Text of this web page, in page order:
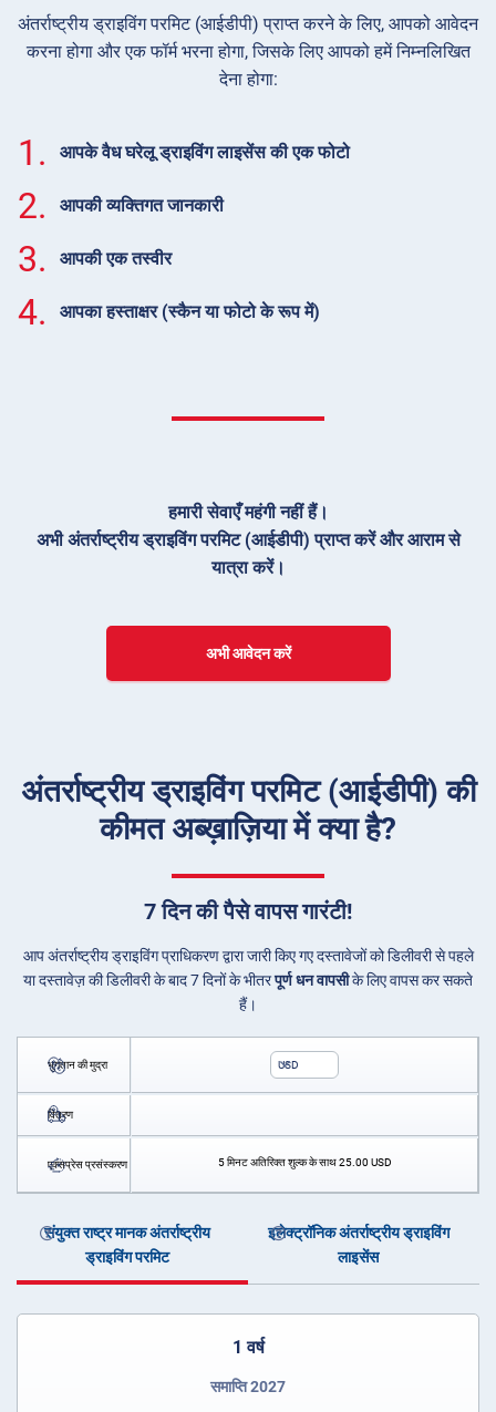
अंतर्राष्ट्रीय ड्राइविंग परमिट (आईडीपी) प्राप्त करने के लिए, आपको आवेदन
करना होगा और एक फॉर्म भरना होगा, जिसके लिए आपको हमें निम्नलिखित
देना होगा:
1. आपके वैध घरेलू ड्राइविंग लाइसेंस की एक फोटो
2. आपकी व्यक्तिगत जानकारी
3. आपकी एक तस्वीर
4. आपका हस्ताक्षर (स्कैन या फोटो के रूप में)
हमारी सेवाएँ महंगी नहीं हैं।
अभी अंतर्राष्ट्रीय ड्राइविंग परमिट (आईडीपी) प्राप्त करें और आराम से
यात्रा करें।
अभी आवेदन करें
अंतर्राष्ट्रीय ड्राइविंग परमिट (आईडीपी) की
कीमत अब्ख़ाज़िया में क्या है?
7 दिन की पैसे वापस गारंटी!
आप अंतर्राष्ट्रीय ड्राइविंग प्राधिकरण द्वारा जारी किए गए दस्तावेजों को डिलीवरी से पहले
या दस्तावेज़ की डिलीवरी के बाद 7 दिनों के भीतरपूर्ण धन वापसीके लिए वापस कर सकते
हैं।
भुगतान की मुद्रा USD
वितरण
एक्सप्रेस प्रसंस्करण 5 मिनट अतिरिक्त शुल्क के साथ25.00 USD
संयुक्त राष्ट्र मानक अंतर्राष्ट्रीय
ड्राइविंग परमिट
इलेक्ट्रॉनिक अंतर्राष्ट्रीय ड्राइविंग
लाइसेंस
1 वर्ष
समाप्ति 2027